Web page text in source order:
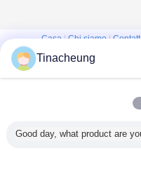
Casa|Chi siamo|
Copyright © 2016 - 2026
Tinacheung
Good day, what product are